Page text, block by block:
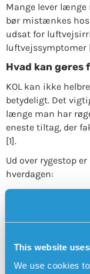
This website
We use cookies
Mange lever længe
bør mistænkes hos
udsat for
luftvejssymptomer
Hvad kan gøres
KOL kan ikke
betydeligt. Det
længe man har
eneste tiltag, der
[1].
Ud over rygestop
hverdagen:
KOL.
reducerer
udånding